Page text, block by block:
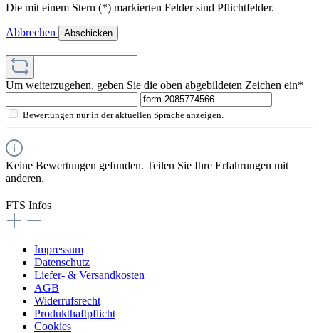
Die mit einem Stern (*) markierten Felder sind Pflichtfelder.
Abbrechen Abschicken
Um weiterzugehen, geben Sie die oben abgebildeten Zeichen ein*
Bewertungen nur in der aktuellen Sprache anzeigen.
Keine Bewertungen gefunden. Teilen Sie Ihre Erfahrungen mit
anderen.
FTS Infos
Impressum
Datenschutz
Liefer- & Versandkosten
AGB
Widerrufsrecht
Produkthaftpflicht
Cookies